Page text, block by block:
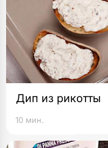
Дип из рикотты
10 мин.